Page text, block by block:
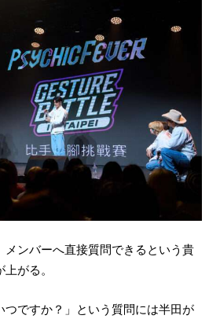
ンバーへ直接質問できるという貴
がる。
つですか？」という質問には半田が